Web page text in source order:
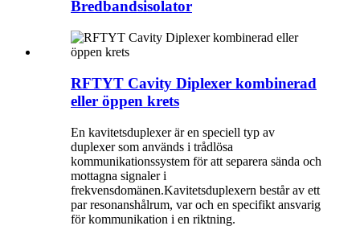
Bredbandsisolator
RFTYT Cavity Diplexer kombinerad
eller öppen krets
En kavitetsduplexer är en speciell typ av
duplexer som används i trådlösa
kommunikationssystem för att separera sända och
mottagna signaler i
frekvensdomänen.Kavitetsduplexern består av ett
par resonanshålrum, var och en specifikt ansvarig
för kommunikation i en riktning.